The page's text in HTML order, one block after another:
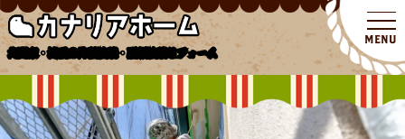
北関東・埼玉の外壁塗装・屋根塗装リフォーム